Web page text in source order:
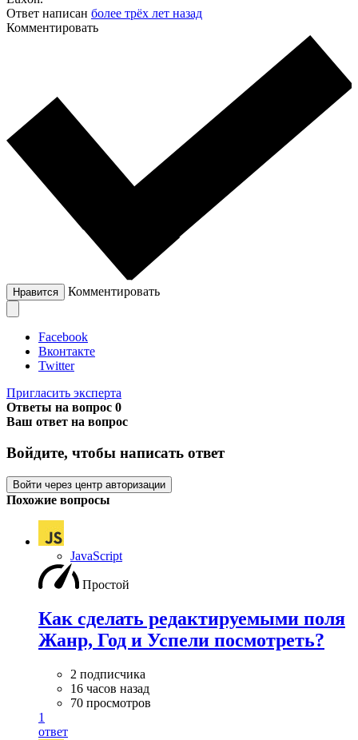
Ответ написан более трёх лет назад
Комментировать
Нравится Комментировать
Facebook
Вконтакте
Twitter
Пригласить эксперта
Ответы на вопрос 0
Ваш ответ на вопрос
Войдите, чтобы написать ответ
Войти через центр авторизации
Похожие вопросы
JavaScript
Простой
Как сделать редактируемыми поля
Жанр, Год и Успели посмотреть?
2 подписчика
16 часов назад
70 просмотров
1
ответ